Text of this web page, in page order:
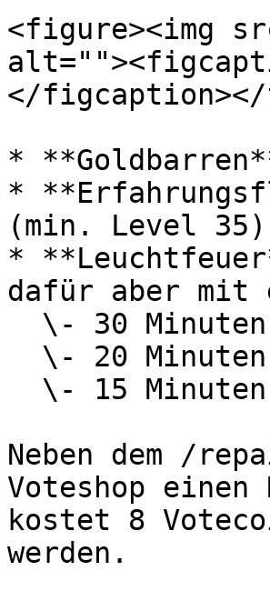
<figure><img
</
*
*
(min. Level
*
dafür aber
Neben dem /
Voteshop
kostet 8
werden.